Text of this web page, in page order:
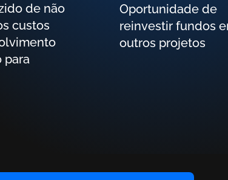
custos
para
Oportunidade de
reinvestir fundos
outros projetos